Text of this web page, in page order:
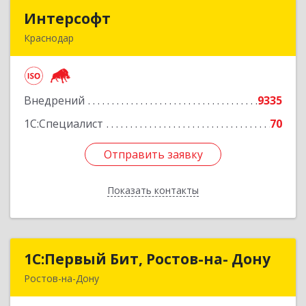
Интерсофт
Краснодар
Внедрений
9335
1С:Специалист
70
Отправить заявку
Показать контакты
Подробнее
Отправить заявку
Назад
1С:Первый Бит, Ростов-на- Дону
Ростов-на-Дону
1С:Первый Бит, Ростов-на- Дону